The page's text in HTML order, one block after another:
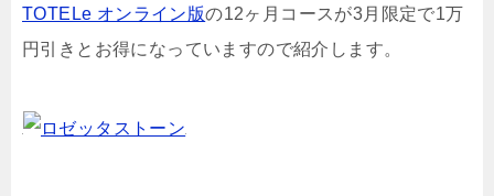
TOTELe オンライン版の12ヶ月コースが3月限定で1万
円引きとお得になっていますので紹介します。